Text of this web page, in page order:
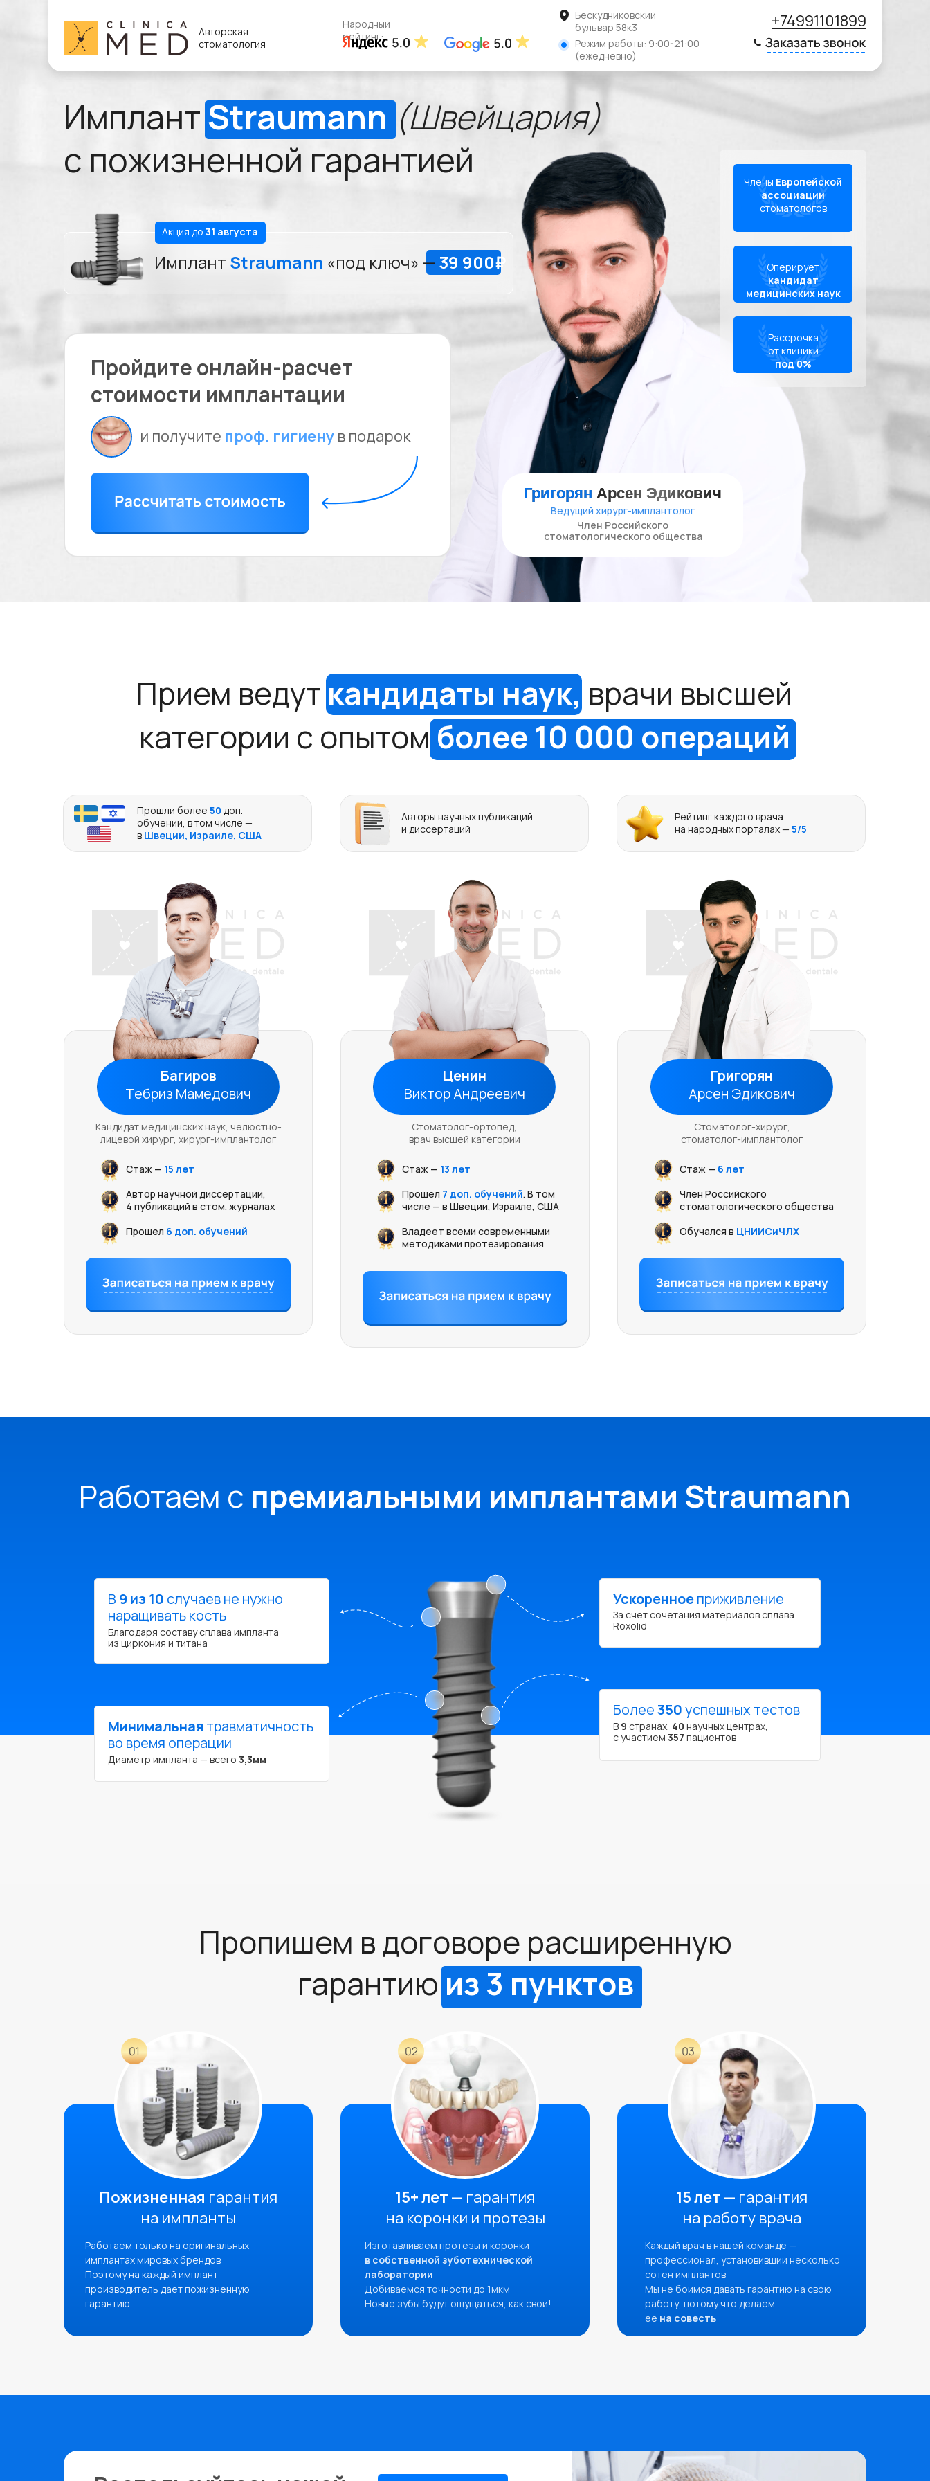
ИмплантStraumann (Швейцария)
с пожизненной гарантией
Народный
рейтинг:
Режим работы: 9:00-21:00
(ежедневно)
Бескудниковский
бульвар 58к3
+74991101899
Акция до 31 августа
Имплант Straumann «под ключ» — 39 900₽
Члены Европейской
ассоциации
стоматологов
и получите проф. гигиену в подарок
Пройдите онлайн-расчет
стоимости имплантации
Оперирует
кандидат
медицинских наук
Рассрочка
от клиники
под 0%
Григорян Арсен Эдикович
Ведущий хирург-имплантолог
Член Российского
стоматологического общества
Авторская
стоматология
Багиров
Тебриз Мамедович
Кандидат медицинских наук, челюстно-
лицевой хирург, хирург-имплантолог
Прошли более 50 доп.
обучений, в том числе —
в Швеции, Израиле, США
Авторы научных публикаций
и диссертаций
Рейтинг каждого врача
на народных порталах — 5/5
Стаж — 15 лет
Автор научной диссертации,
4 публикаций в стом. журналах
Прошел 6 доп. обучений
Ценин
Виктор Андреевич
Стоматолог-ортопед,
врач высшей категории
Стаж — 13 лет
Прошел 7 доп. обучений. В том
числе — в Швеции, Израиле, США
Владеет всеми современными
методиками протезирования
Григорян
Арсен Эдикович
Стоматолог-хирург,
стоматолог-имплантолог
Стаж — 6 лет
Член Российского
стоматологического общества
Обучался в ЦНИИСиЧЛХ
Прием ведуткандидаты наук, врачи высшей
категории с опытомболее 10 000 операций
Работаем с премиальными имплантами Straumann
В 9 из 10 случаев не нужно
наращивать кость
Благодаря составу сплава импланта
из циркония и титана
Минимальная травматичность
во время операции
Диаметр импланта — всего 3,3мм
Ускоренноеприживление
За счет сочетания материалов сплава
Roxolid
Более350успешных тестов
В 9 странах, 40 научных центрах,
с участием 357 пациентов
Пропишем в договоре расширенную
гарантию из 3 пунктов
Пожизненная гарантия
на импланты
Работаем только на оригинальных
имплантах мировых брендов
Поэтому на каждый имплант
производитель дает пожизненную
гарантию
15+ лет — гарантия
на коронки и протезы
Изготавливаем протезы и коронки
в собственной зуботехнической
лаборатории
Добиваемся точности до 1мкм
Новые зубы будут ощущаться, как свои!
15 лет — гарантия
на работу врача
Каждый врач в нашей команде —
профессионал, установивший несколько
сотен имплантов
Мы не боимся давать гарантию на свою
работу, потому что делаем
ее на совесть